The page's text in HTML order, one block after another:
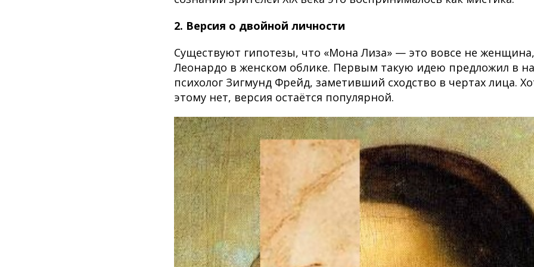
2. Версия о двойной личности
Существуют гипотезы, что «Мона Лиза» — это вовсе не
Леонардо в женском облике. Первым такую идею предложил в
психолог Зигмунд Фрейд, заметивший сходство в чертах лица.
этому нет, версия остаётся популярной.